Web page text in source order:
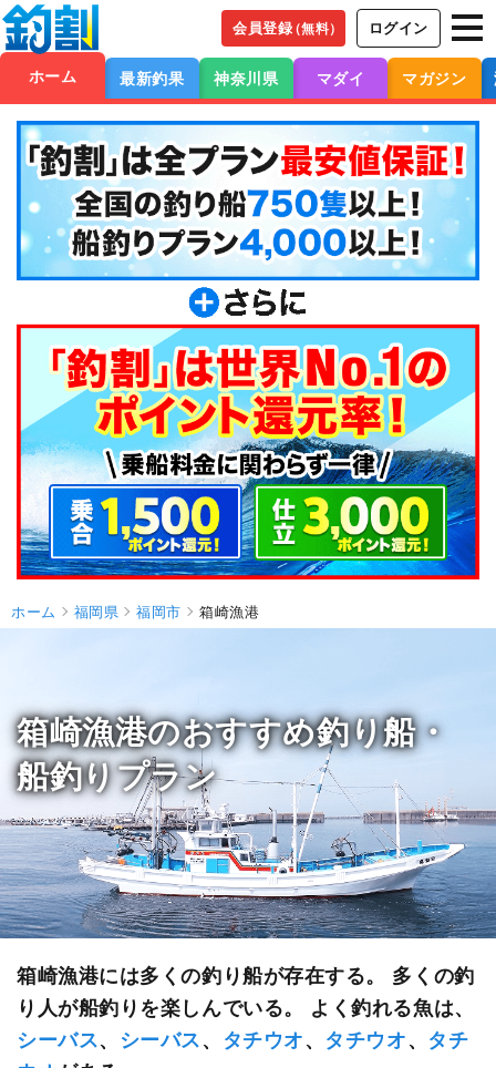
会員登録（無料） ログイン
ホーム 最新釣果 神奈川県 マダイ マガジン
ホーム 福岡県 福岡市 箱崎漁港
箱崎漁港のおすすめ釣り船・
船釣りプラン
箱崎漁港には多くの釣り船が存在する。 多くの釣
り人が船釣りを楽しんでいる。 よく釣れる魚は、
シーバス、 シーバス、 タチウオ、 タチウオ、 タチ